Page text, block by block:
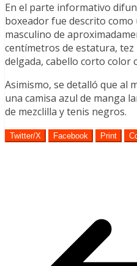
En el parte informativo
boxeador fue descrito como
masculino de
centímetros de estatura,
delgada, cabello corto color
Asimismo, se detalló que al
una camisa azul de manga
de mezclilla y tenis negros.
Twitter/X Facebook Print